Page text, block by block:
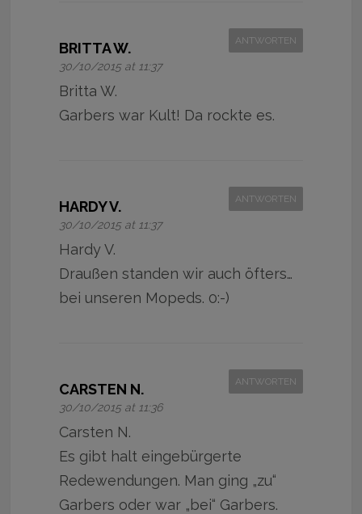
BRITTA W.
30/10/2015 at 11:37
ANTWORTEN
Britta W.
Garbers war Kult! Da rockte es.
HARDY V.
30/10/2015 at 11:37
ANTWORTEN
Hardy V.
Draußen standen wir auch öfters…
bei unseren Mopeds. 0:-)
CARSTEN N.
30/10/2015 at 11:36
ANTWORTEN
Carsten N.
Es gibt halt eingebürgerte
Redewendungen. Man ging „zu“
Garbers oder war „bei“ Garbers.